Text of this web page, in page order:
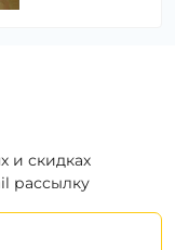
и скидках
рассылку